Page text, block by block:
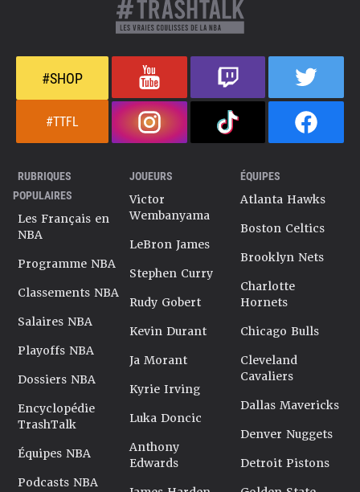
#SHOP
#TTFL
RUBRIQUES
POPULAIRES
Les Français en
NBA
Programme NBA
Classements NBA
Salaires NBA
Playoffs NBA
Dossiers NBA
Encyclopédie
TrashTalk
Équipes NBA
Podcasts NBA
JOUEURS
Victor
Wembanyama
LeBron James
Stephen Curry
Rudy Gobert
Kevin Durant
Ja Morant
Kyrie Irving
Luka Doncic
Anthony
Edwards
ÉQUIPES
Atlanta Hawks
Boston Celtics
Brooklyn Nets
Charlotte
Hornets
Chicago Bulls
Cleveland
Cavaliers
Dallas Mavericks
Denver Nuggets
Detroit Pistons